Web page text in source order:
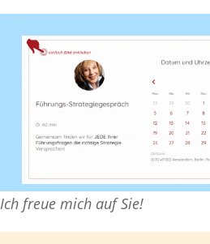
Ich freue mich auf Sie!